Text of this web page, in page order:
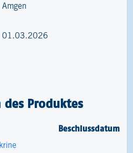
Amgen
01.03.2026
Produktes
Beschlussdatum